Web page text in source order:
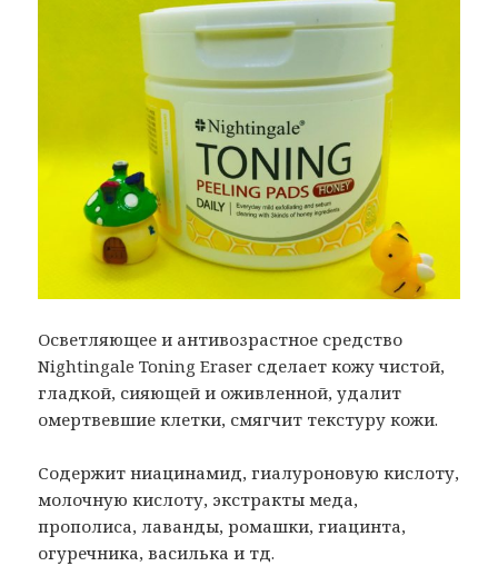
Осветляющее и антивозрастное средство
Nightingale Toning Eraser сделает кожу чистой,
гладкой, сияющей и оживленной, удалит
омертвевшие клетки, смягчит текстуру кожи.
Содержит ниацинамид, гиалуроновую кислоту,
молочную кислоту, экстракты меда,
прополиса, лаванды, ромашки, гиацинта,
огуречника, василька и тд.